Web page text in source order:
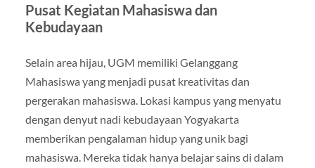
Pusat Kegiatan Mahasiswa dan
Kebudayaan
Selain area hijau, UGM memiliki Gelanggang
Mahasiswa yang menjadi pusat kreativitas dan
pergerakan mahasiswa. Lokasi kampus yang menyatu
dengan denyut nadi kebudayaan Yogyakarta
memberikan pengalaman hidup yang unik bagi
mahasiswa. Mereka tidak hanya belajar sains di dalam